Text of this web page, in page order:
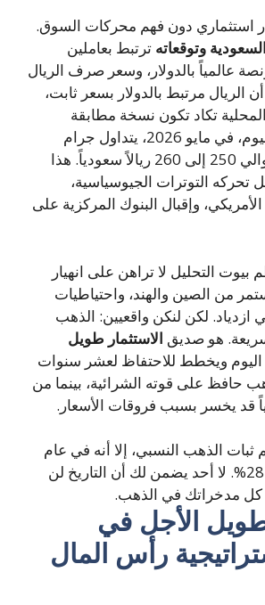
استثماري دون فهم محركات السوق.
وتوقعاته ترتبط بعاملين
عالمياً بالدولار، وسعر صرف الريال
الريال مرتبط بالدولار بسعر ثابت،
تكاد تكون نسخة مطابقة
للحركة العالمية. اليوم، في مايو 2026، يتداول جرام
الذهب عيار 24 حوالي 250 إلى 260 ريالاً سعودياً. هذا
تحركه التوترات الجيوسياسية،
وإقبال البنوك المركزية على
بيوت التحليل لا تراهن على انهيار
من الصين والهند، واحتياطيات
ازدياد. لكن لنكن واقعيين: الذهب
هو صديق الاستثمار طويل
ويخطط للاحتفاظ لعشر سنوات
حافظ على قوته الشرائية، بينما من
قد يخسر بسبب فروقات الأسعار.
ثبات الذهب النسبي، إلا أنه في عام
2013 انهار بنسبة 28%. لا أحد يضمن لك أن التاريخ لن
كل مدخراتك في الذهب.
طويل الأجل في
رأس المال